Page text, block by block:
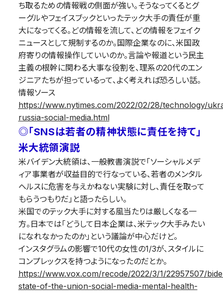
ち取るための情報戦の側面が強い。そうなってくるとグ
ーグルやフェイスブックといったテック大手の責任が重
大になってくる。どの情報を流して、どの情報をフェイク
ニュースとして規制するのか。国際企業なのに、米国政
府寄りの情報操作していいのか。言論や報道という民主
主義の根幹に関わる大事な役割を、理系の20代のエン
ジニアたちが担っているって、よく考えれば恐ろしい話。
情報ソース
https://www.nytimes.com/2022/02/28/technology/
russia-social-media.html
◎「SNSは若者の精神状態に責任を持て」
米大統領演説
米バイデン大統領は、一般教書演説で「ソーシャルメデ
ィア事業者が収益目的で行なっている、若者のメンタル
ヘルスに危害を与えかねない実験に対し、責任を取って
もらうつもりだ」と語ったらしい。
米国でのテック大手に対する風当たりは厳しくなる一
方。日本では「どうして日本企業は、米テック大手みたい
になれなかったのか」という議論が中心だけど。
インスタグラムの影響で10代の女性の1/3が、スタイルに
コンプレックスを持つようになったのだとか。
https://www.vox.com/recode/2022/3/1/22957507/
state-of-the-union-social-media-mental-health-